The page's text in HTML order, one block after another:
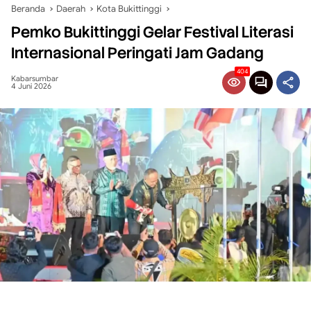
Beranda Daerah Kota Bukittinggi
Pemko Bukittinggi Gelar Festival Literasi
Internasional Peringati Jam Gadang
Kabarsumbar
4 Juni 2026
404